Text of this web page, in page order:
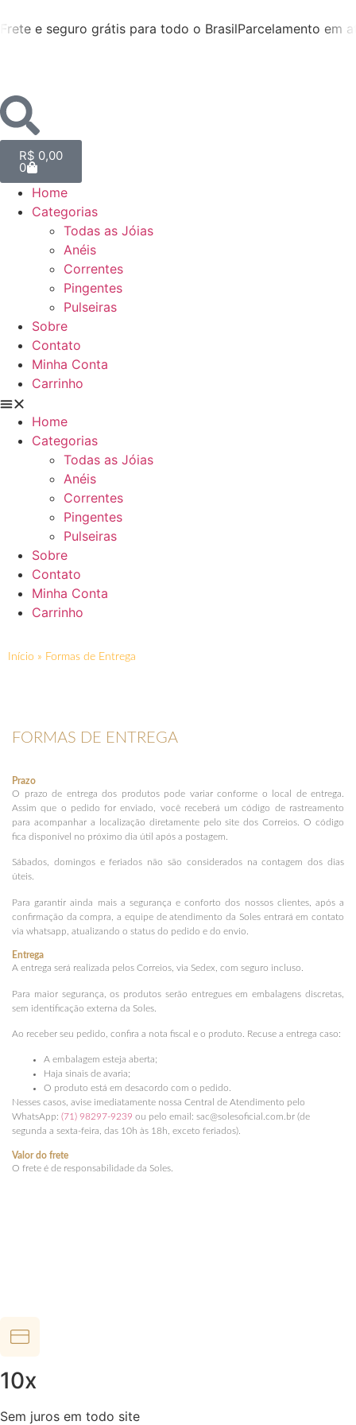
Frete e seguro grátis para todo o BrasilParcelamento em
R$ 0,00
0
Home
Categorias
Todas as Jóias
Anéis
Correntes
Pingentes
Pulseiras
Sobre
Contato
Minha Conta
Carrinho
Home
Categorias
Todas as Jóias
Anéis
Correntes
Pingentes
Pulseiras
Sobre
Contato
Minha Conta
Carrinho
Início » Formas de Entrega
FORMAS DE ENTREGA
Prazo
O prazo de entrega dos produtos pode variar conforme o local de entrega.
Assim que o pedido for enviado, você receberá um código de rastreamento
para acompanhar a localização diretamente pelo site dos Correios. O código
fica disponível no próximo dia útil após a postagem.
Sábados, domingos e feriados não são considerados na contagem dos dias
úteis.
Para garantir ainda mais a segurança e conforto dos nossos clientes, após a
confirmação da compra, a equipe de atendimento da Soles entrará em contato
via whatsapp, atualizando o status do pedido e do envio.
Entrega
A entrega será realizada pelos Correios, via Sedex, com seguro incluso.
Para maior segurança, os produtos serão entregues em embalagens discretas,
sem identificação externa da Soles.
Ao receber seu pedido, confira a nota fiscal e o produto. Recuse a entrega caso:
A embalagem esteja aberta;
Haja sinais de avaria;
O produto está em desacordo com o pedido.
Nesses casos, avise imediatamente nossa Central de Atendimento pelo
WhatsApp: (71) 98297-9239 ou pelo email: sac@solesoficial.com.br (de
segunda a sexta-feira, das 10h às 18h, exceto feriados).
Valor do frete
O frete é de responsabilidade da Soles.
10x
Sem juros em todo site